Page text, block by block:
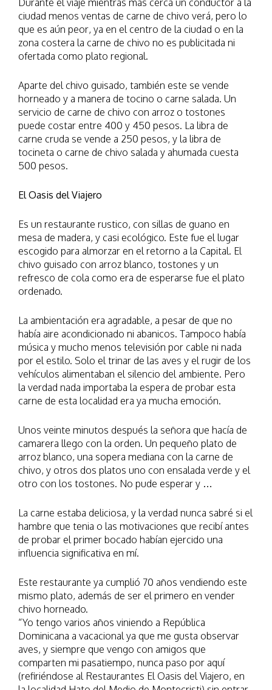
ciudad menos ventas de carne de chivo verá, pero lo
que es aún peor, ya en el centro de la ciudad o en la
zona costera la carne de chivo no es publicitada ni
ofertada como plato regional.
Aparte del chivo guisado, también este se vende
horneado y a manera de tocino o carne salada. Un
servicio de carne de chivo con arroz o tostones
puede costar entre 400 y 450 pesos. La libra de
carne cruda se vende a 250 pesos, y la libra de
tocineta o carne de chivo salada y ahumada cuesta
500 pesos.
El Oasis del Viajero
Es un restaurante rustico, con sillas de guano en
mesa de madera, y casi ecológico. Este fue el lugar
escogido para almorzar en el retorno a la Capital. El
chivo guisado con arroz blanco, tostones y un
refresco de cola como era de esperarse fue el plato
ordenado.
La ambientación era agradable, a pesar de que no
había aire acondicionado ni abanicos. Tampoco había
música y mucho menos televisión por cable ni nada
por el estilo. Solo el trinar de las aves y el rugir de los
vehículos alimentaban el silencio del ambiente. Pero
la verdad nada importaba la espera de probar esta
carne de esta localidad era ya mucha emoción.
Unos veinte minutos después la señora que hacía de
camarera llego con la orden. Un pequeño plato de
arroz blanco, una sopera mediana con la carne de
chivo, y otros dos platos uno con ensalada verde y el
otro con los tostones. No pude esperar y …
La carne estaba deliciosa, y la verdad nunca sabré si el
hambre que tenia o las motivaciones que recibí antes
de probar el primer bocado habían ejercido una
influencia significativa en mí.
Este restaurante ya cumplió 70 años vendiendo este
mismo plato, además de ser el primero en vender
chivo horneado.
“Yo tengo varios años viniendo a República
Dominicana a vacacional ya que me gusta observar
aves, y siempre que vengo con amigos que
comparten mi pasatiempo, nunca paso por aquí
(refiriéndose al Restaurantes El Oasis del Viajero, en